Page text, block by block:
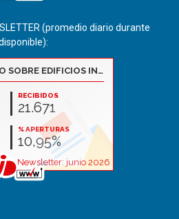
(promedio diario durante